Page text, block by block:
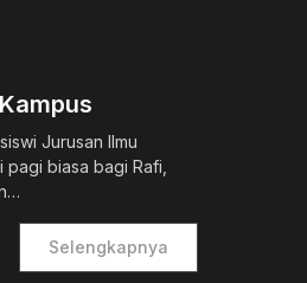
Jurusan Ilmu
biasa bagi Rafi,
Selengkapnya